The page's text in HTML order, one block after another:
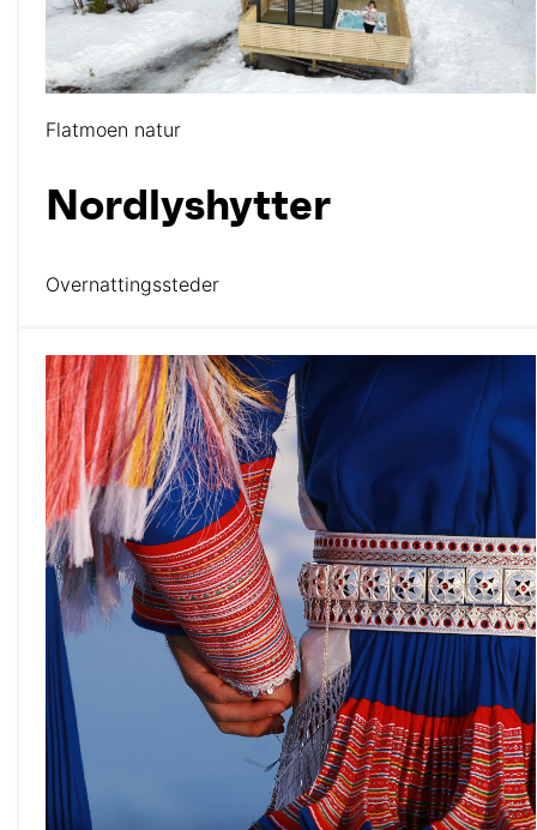
Flatmoen natur
Nordlyshytter
Overnattingssteder